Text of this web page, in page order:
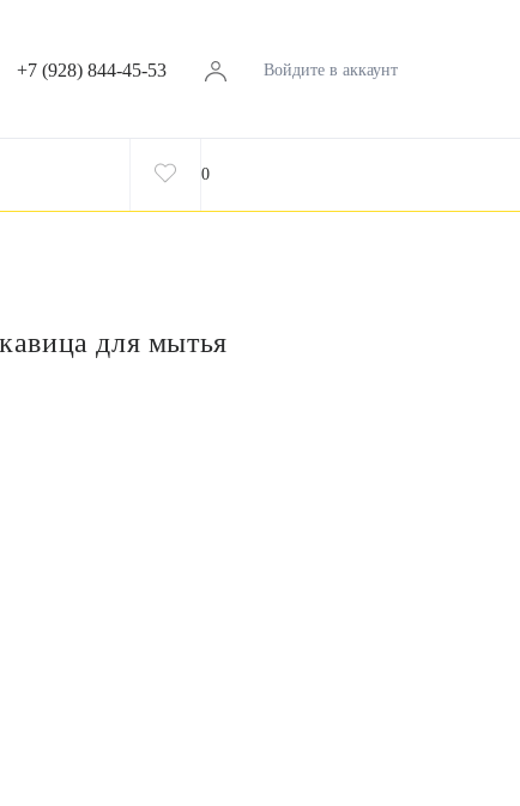
+7 (928) 844-45-53 Войдите в аккаунт
0
для мытья